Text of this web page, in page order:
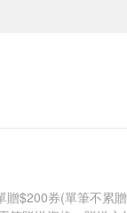
贈$200券(單筆不累